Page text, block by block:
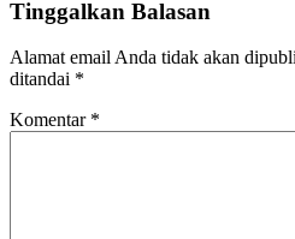
Tinggalkan Balasan
Alamat email Anda tidak akan
ditandai *
Komentar *